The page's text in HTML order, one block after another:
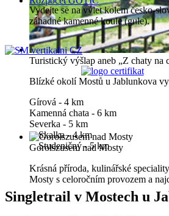
Turistický výšlap aneb „Z chaty na
Blízké okolí Mostů u Jablunkova
Gírová - 4 km
Kamenná chata - 6 km
Severka - 5 km
Skalka - 4 km
Studeničný - 5 km
Vydejte se na výlet kolem česko-
záhadné kamenné koule (gule).
Gorolszusem nad Mosty
Krásná příroda, kulinářské
Mosty s celoročním provozem a
Singletrail v Mostech u